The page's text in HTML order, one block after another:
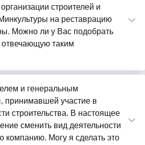
строителей и
на реставрацию
Можно ли у Вас подобрать
таким
и генеральным
принимавшей участие в
строительства. В настоящее
сменить вид деятельности
компанию. Могу я сделать это